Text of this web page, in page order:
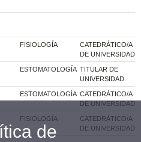
FISIOLOGÍA
CATEDRÁTICO/A
DE UNIVERSIDAD
ESTOMATOLOGÍA TITULAR DE
UNIVERSIDAD
ESTOMATOLOGÍA CATEDRÁTICO/A
DE UNIVERSIDAD
FISIOLOGÍA
CATEDRÁTICO/A
DE UNIVERSIDAD
de